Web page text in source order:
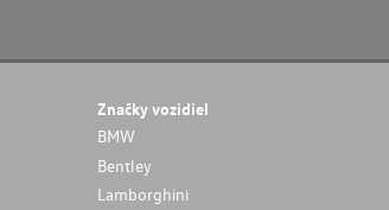
Značky vozidiel
BMW
Bentley
Lamborghini